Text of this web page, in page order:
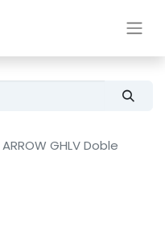
GHLV Doble